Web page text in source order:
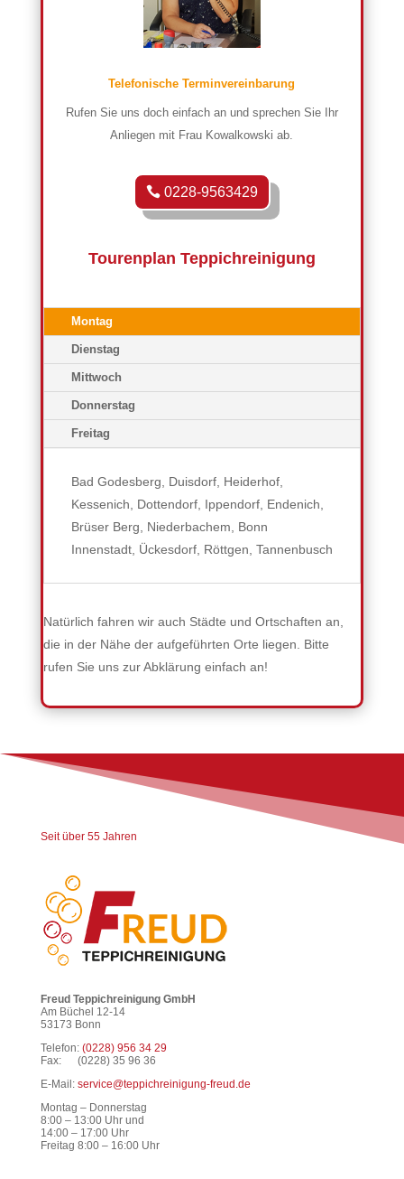
Telefonische Terminvereinbarung
Rufen Sie uns doch einfach an und sprechen Sie Ihr
Anliegen mit Frau Kowalkowski ab.
0228-9563429
Tourenplan Teppichreinigung
Montag
Dienstag
Mittwoch
Donnerstag
Freitag
Bad Godesberg, Duisdorf, Heiderhof,
Kessenich, Dottendorf, Ippendorf, Endenich,
Brüser Berg, Niederbachem, Bonn
Innenstadt, Ückesdorf, Röttgen, Tannenbusch
Natürlich fahren wir auch Städte und Ortschaften an,
die in der Nähe der aufgeführten Orte liegen. Bitte
rufen Sie uns zur Abklärung einfach an!
Seit über 55 Jahren
Freud Teppichreinigung GmbH
Am Büchel 12-14
53173 Bonn
Telefon: (0228) 956 34 29
Fax: (0228) 35 96 36
E-Mail: service@teppichreinigung-freud.de
Montag – Donnerstag
8:00 – 13:00 Uhr und
14:00 – 17:00 Uhr
Freitag 8:00 – 16:00 Uhr